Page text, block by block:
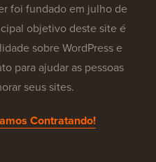
foi fundado em julho de
objetivo deste site é
sobre WordPress e
para ajudar as pessoas
seus sites.
Contratando!